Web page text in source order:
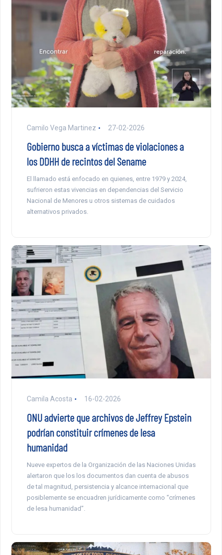
Camilo Vega Martinez 27-02-2026
Gobierno busca a víctimas de violaciones a
los DDHH de recintos del Sename
El llamado está enfocado en quienes, entre 1979 y 2024,
sufrieron estas vivencias en dependencias del Servicio
Nacional de Menores u otros sistemas de cuidados
alternativos privados.
Camila Acosta 16-02-2026
ONU advierte que archivos de Jeffrey Epstein
podrían constituir crímenes de lesa
humanidad
Nueve expertos de la Organización de las Naciones Unidas
alertaron que los los documentos dan cuenta de abusos
de tal magnitud, persistencia y alcance internacional que
posiblemente se encuadren jurídicamente como “crímenes
de lesa humanidad”.